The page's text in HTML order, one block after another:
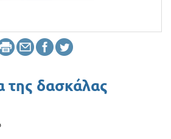
της δασκάλας